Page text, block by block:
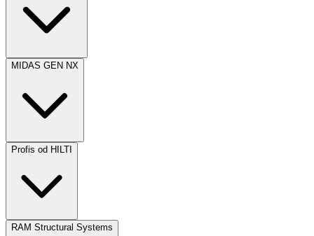
MIDAS GEN NX
Profis od HILTI
RAM Structural Systems